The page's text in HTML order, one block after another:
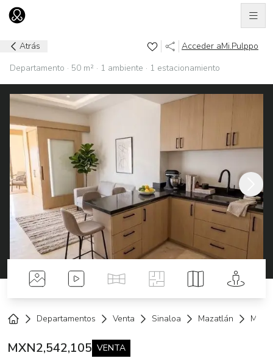
Ir al home
Atrás Acceder aMi.Pulppo
Departamento · 50 m² · 1 ambiente · 1 estacionamiento
Fotos Videos Tour VirtualPlanos Mapa Street
Departamentos Venta Sinaloa Mazatlán
MXN2,542,105 VENTA